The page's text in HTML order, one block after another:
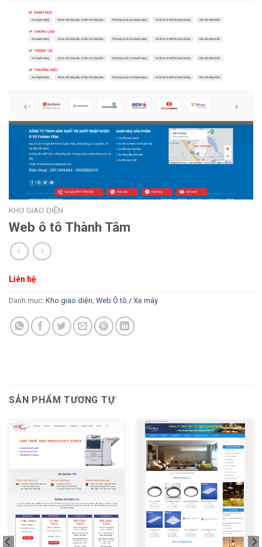
KHO GIAO DIỆN
Web ô tô Thành Tâm
Liên hệ
Danh mục: Kho giao diện Web Ô tô / Xe máy
SẢN PHẨM TƯƠNG TỰ
XEM THỬ XEM THỬ